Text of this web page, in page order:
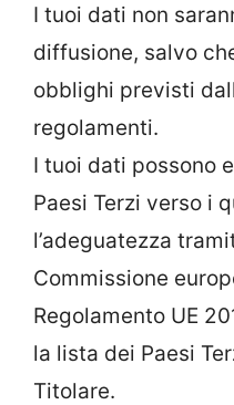
I tuoi dati non
diffusione, salvo
obblighi previsti
regolamenti.
I tuoi dati possono
Paesi Terzi verso i
l’adeguatezza
Commissione
Regolamento UE
la lista dei Paesi
Titolare.